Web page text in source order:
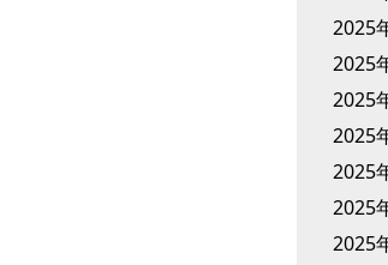
2025
2025
2025
2025
2025
2025
2025